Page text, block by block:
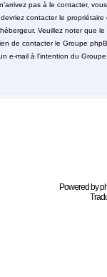
pas à le contacter,
contacter le
Veuillez noter
de contacter le Groupe
e-mail à l'intention du
Powered by